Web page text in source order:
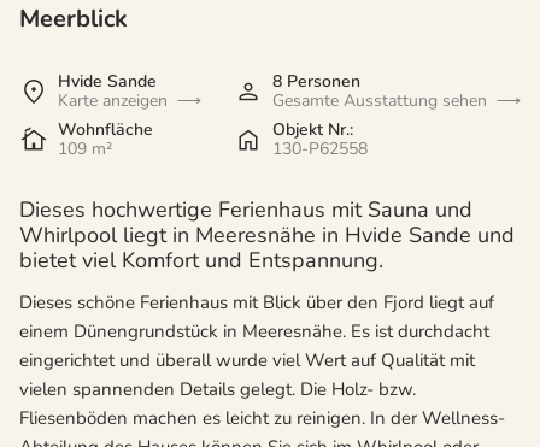
Meerblick
Hvide Sande
Karte anzeigen
8 Personen
Gesamte Ausstattung sehen
Wohnfläche
109 m²
Objekt Nr.:
130-P62558
Dieses hochwertige Ferienhaus mit Sauna und
Whirlpool liegt in Meeresnähe in Hvide Sande und
bietet viel Komfort und Entspannung.
Dieses schöne Ferienhaus mit Blick über den Fjord liegt auf
einem Dünengrundstück in Meeresnähe. Es ist durchdacht
eingerichtet und überall wurde viel Wert auf Qualität mit
vielen spannenden Details gelegt. Die Holz- bzw.
Fliesenböden machen es leicht zu reinigen. In der Wellness-